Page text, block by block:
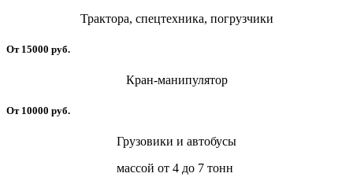
Трактора, спецтехника, погрузчики
От 15000 руб.
Кран-манипулятор
От 10000 руб.
Грузовики и автобусы
массой от 4 до 7 тонн